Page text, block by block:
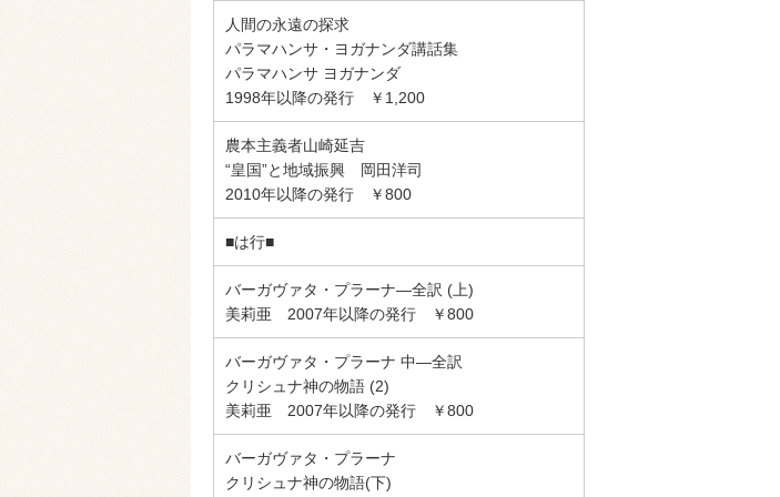
人間の永遠の探求
パラマハンサ・ヨガナンダ講話集
パラマハンサ ヨガナンダ
1998年以降の発行 ￥1,200
農本主義者山崎延吉
“皇国”と地域振興 岡田洋司
2010年以降の発行 ￥800
■は行■
バーガヴァタ・プラーナ―全訳 (上)
美莉亜 2007年以降の発行 ￥800
バーガヴァタ・プラーナ 中―全訳
クリシュナ神の物語 (2)
美莉亜 2007年以降の発行 ￥800
バーガヴァタ・プラーナ
クリシュナ神の物語(下)